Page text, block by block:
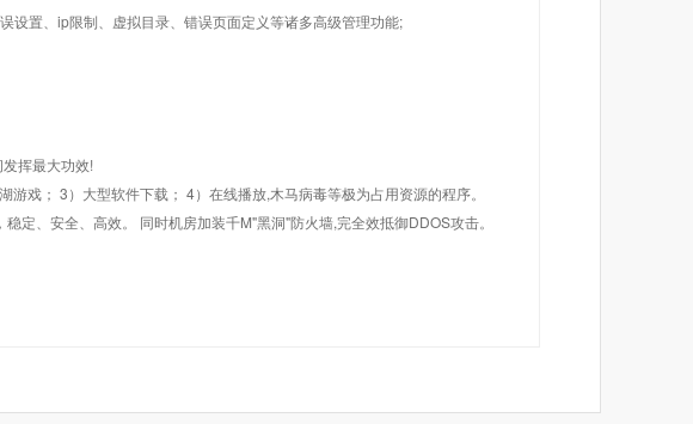
设置、ip限制、虚拟目录、错误页面定义等诸多高级管理功能;
挥最大功效!
戏； 3）大型软件下载； 4）在线播放,木马病毒等极为占用资源的程序。
定、安全、高效。 同时机房加装千M"黑洞"防火墙,完全效抵御DDOS攻击。